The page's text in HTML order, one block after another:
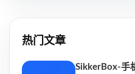
热门文章
SikkerBox-手